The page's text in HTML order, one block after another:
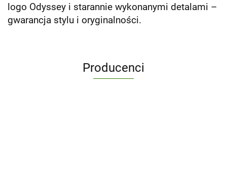
logo Odyssey i starannie wykonanymi detalami –
gwarancja stylu i oryginalności.
Producenci